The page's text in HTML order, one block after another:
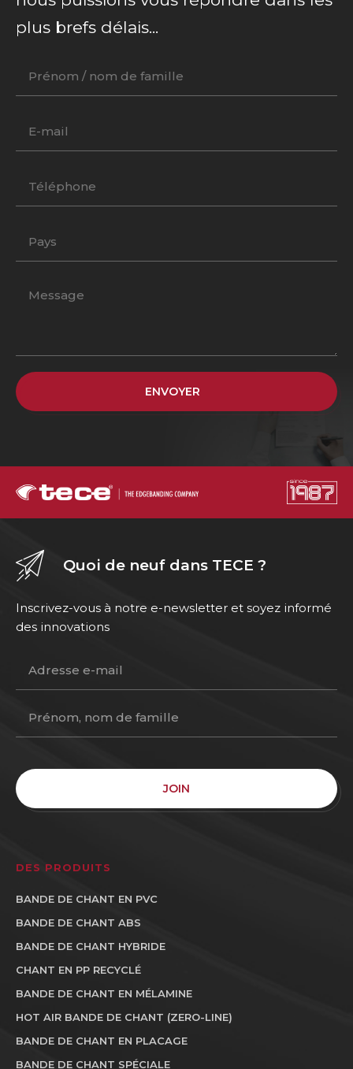
plus brefs délais...
ENVOYER
Quoi de neuf dans TECE ?
Inscrivez-vous à notre e-newsletter et soyez informé
des innovations
JOIN
DES PRODUITS
BANDE DE CHANT EN PVC
BANDE DE CHANT ABS
BANDE DE CHANT HYBRIDE
CHANT EN PP RECYCLÉ
BANDE DE CHANT EN MÉLAMINE
HOT AIR BANDE DE CHANT (ZERO-LINE)
BANDE DE CHANT EN PLACAGE
BANDE DE CHANT SPÉCIALE